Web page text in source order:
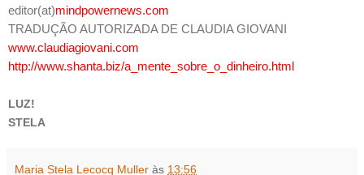
editor(at)mindpowernews.com
TRADUÇÃO AUTORIZADA DE CLAUDIA GIOVANI
www.claudiagiovani.com
http://www.shanta.biz/a_mente_sobre_o_dinheiro.html
LUZ!
STELA
Maria Stela Lecocq Muller às 13:56